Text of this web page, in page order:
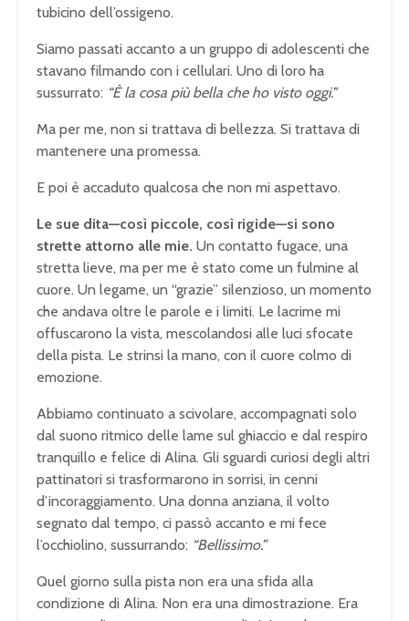
tubicino dell’ossigeno.
Siamo passati accanto a un gruppo di adolescenti che
stavano filmando con i cellulari. Uno di loro ha
sussurrato: “È la cosa più bella che ho visto oggi.”
Ma per me, non si trattava di bellezza. Si trattava di
mantenere una promessa.
E poi è accaduto qualcosa che non mi aspettavo.
Le sue dita—così piccole, così rigide—si sono
strette attorno alle mie. Un contatto fugace, una
stretta lieve, ma per me è stato come un fulmine al
cuore. Un legame, un “grazie” silenzioso, un momento
che andava oltre le parole e i limiti. Le lacrime mi
offuscarono la vista, mescolandosi alle luci sfocate
della pista. Le strinsi la mano, con il cuore colmo di
emozione.
Abbiamo continuato a scivolare, accompagnati solo
dal suono ritmico delle lame sul ghiaccio e dal respiro
tranquillo e felice di Alina. Gli sguardi curiosi degli altri
pattinatori si trasformarono in sorrisi, in cenni
d’incoraggiamento. Una donna anziana, il volto
segnato dal tempo, ci passò accanto e mi fece
l’occhiolino, sussurrando: “Bellissimo.”
Quel giorno sulla pista non era una sfida alla
condizione di Alina. Non era una dimostrazione. Era